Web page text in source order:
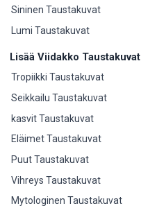
Sininen Taustakuvat
Lumi Taustakuvat
Lisää Viidakko Taustakuvat
Tropiikki Taustakuvat
Seikkailu Taustakuvat
kasvit Taustakuvat
Eläimet Taustakuvat
Puut Taustakuvat
Vihreys Taustakuvat
Mytologinen Taustakuvat